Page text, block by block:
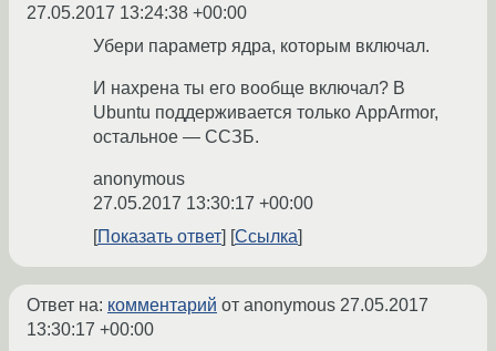
27.05.2017 13:24:38 +00:00
Убери параметр ядра, которым включал.
И нахрена ты его вообще включал? В
Ubuntu поддерживается только AppArmor,
остальное — ССЗБ.
anonymous
27.05.2017 13:30:17 +00:00
Показать ответ
Ссылка
Ответ на: комментарий от anonymous 27.05.2017
13:30:17 +00:00